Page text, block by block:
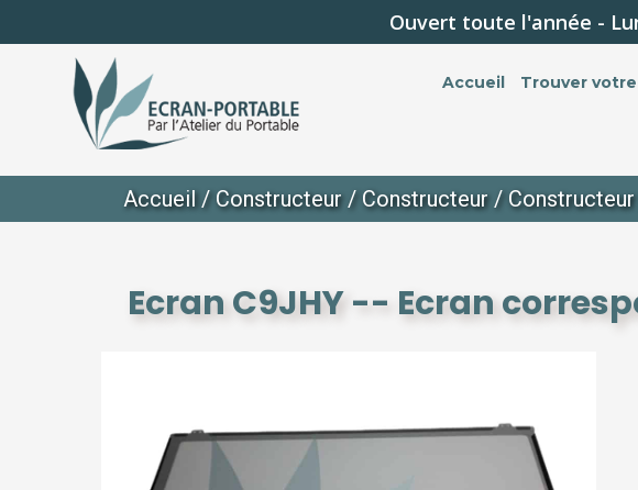
Ouvert toute l'année -
Accueil Trouver
Accueil/ Constructeur/ Constructeur/ Constructeur
Ecran C9JHY -- Ecran